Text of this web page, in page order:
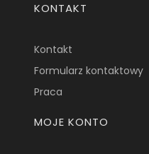
KONTAKT
Kontakt
Formularz kontaktowy
Praca
MOJE KONTO